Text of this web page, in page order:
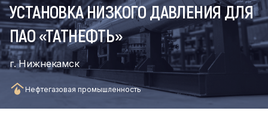
УСТАНОВКА НИЗКОГО ДАВЛЕНИЯ ДЛЯ
ПАО «ТАТНЕФТЬ»
г. Нижнекамск
Нефтегазовая промышленность